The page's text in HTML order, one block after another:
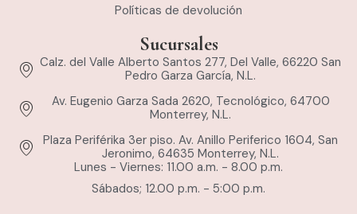
Políticas de devolución
Sucursales
Calz. del Valle Alberto Santos 277, Del Valle, 66220 San
Pedro Garza García, N.L.
Av. Eugenio Garza Sada 2620, Tecnológico, 64700
Monterrey, N.L.
Plaza Periférika 3er piso. Av. Anillo Periferico 1604, San
Jeronimo, 64635 Monterrey, N.L.
Lunes - Viernes: 11.00 a.m. - 8.00 p.m.
Sábados; 12.00 p.m. - 5:00 p.m.